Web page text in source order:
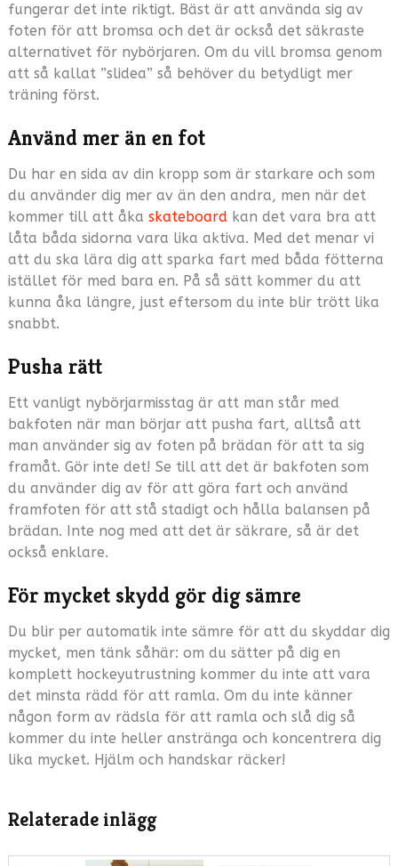
fungerar det inte riktigt. Bäst är att använda sig av
foten för att bromsa och det är också det säkraste
alternativet för nybörjaren. Om du vill bromsa genom
att så kallat ”slidea” så behöver du betydligt mer
träning först.
Använd mer än en fot
Du har en sida av din kropp som är starkare och som
du använder dig mer av än den andra, men när det
kommer till att åka skateboard kan det vara bra att
låta båda sidorna vara lika aktiva. Med det menar vi
att du ska lära dig att sparka fart med båda fötterna
istället för med bara en. På så sätt kommer du att
kunna åka längre, just eftersom du inte blir trött lika
snabbt.
Pusha rätt
Ett vanligt nybörjarmisstag är att man står med
bakfoten när man börjar att pusha fart, alltså att
man använder sig av foten på brädan för att ta sig
framåt. Gör inte det! Se till att det är bakfoten som
du använder dig av för att göra fart och använd
framfoten för att stå stadigt och hålla balansen på
brädan. Inte nog med att det är säkrare, så är det
också enklare.
För mycket skydd gör dig sämre
Du blir per automatik inte sämre för att du skyddar dig
mycket, men tänk såhär: om du sätter på dig en
komplett hockeyutrustning kommer du inte att vara
det minsta rädd för att ramla. Om du inte känner
någon form av rädsla för att ramla och slå dig så
kommer du inte heller anstränga och koncentrera dig
lika mycket. Hjälm och handskar räcker!
Relaterade inlägg